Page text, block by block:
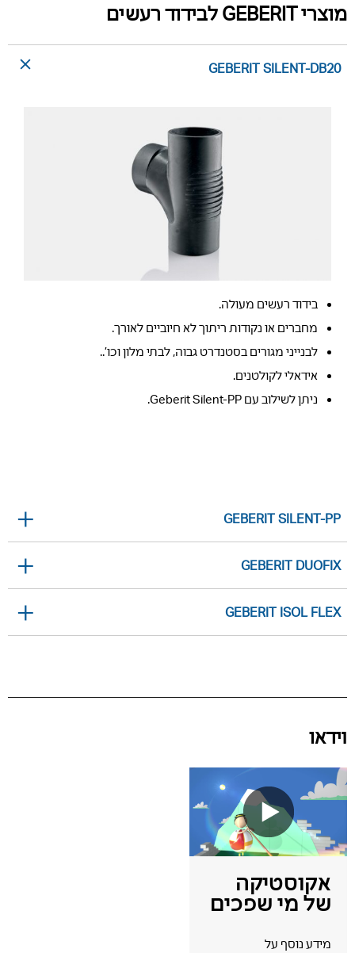
מוצרי GEBERIT לבידוד רעשים
GEBERIT SILENT-DB20
בידוד רעשים מעולה.
מחברים או נקודות ריתוך לא חיוביים לאורך.
לבנייני מגורים בסטנדרט גבוה, לבתי מלון וכו’..
אידאלי לקולטנים.
ניתן לשילוב עם Geberit Silent-PP.
GEBERIT SILENT-PP
GEBERIT DUOFIX
GEBERIT ISOL FLEX
וידאו
אקוסטיקה
של מי שפכים
מידע נוסף על